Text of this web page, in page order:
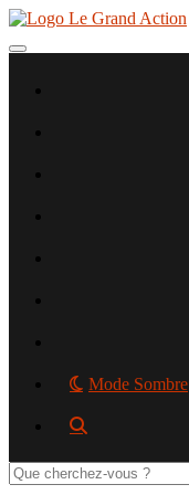
Aller
contenu
Toggle navigation
Mode Sombre
Rechercher
sur